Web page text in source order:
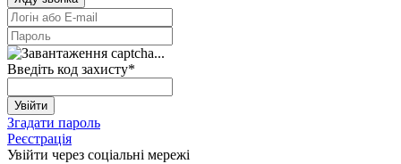
Введіть код захисту*
Увійти
Згадати пароль
Реєстрація
Увійти через соціальні мережі